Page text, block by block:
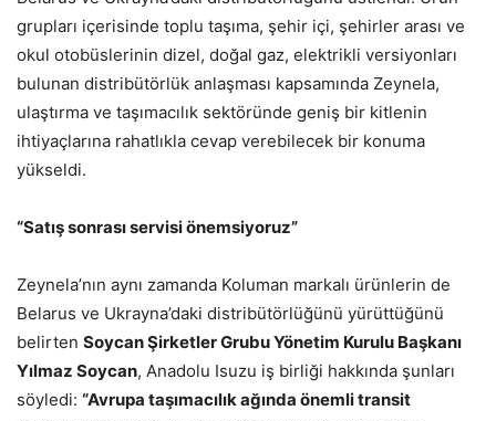
grupları içerisinde toplu taşıma, şehir içi, şehirler arası ve
okul otobüslerinin dizel, doğal gaz, elektrikli versiyonları
bulunan distribütörlük anlaşması kapsamında Zeynela,
ulaştırma ve taşımacılık sektöründe geniş bir kitlenin
ihtiyaçlarına rahatlıkla cevap verebilecek bir konuma
yükseldi.
“Satış sonrası servisi önemsiyoruz”
Zeynela’nın aynı zamanda Koluman markalı ürünlerin de
Belarus ve Ukrayna’daki distribütörlüğünü yürüttüğünü
belirten Soycan Şirketler Grubu Yönetim Kurulu Başkanı
Yılmaz Soycan, Anadolu Isuzu iş birliği hakkında şunları
söyledi: “Avrupa taşımacılık ağında önemli transit